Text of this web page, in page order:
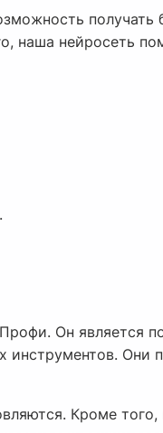
наша нейросеть
.
Он является
инструментов. Они
Кроме